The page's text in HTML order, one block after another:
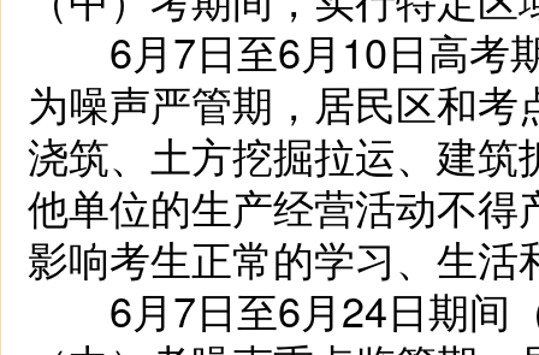
6月7日至6月10日高考
为噪声严管期，居民区和
浇筑、土方挖掘拉运、建
他单位的生产经营活动不
影响考生正常的学习、生活
6月7日至6月24日期间